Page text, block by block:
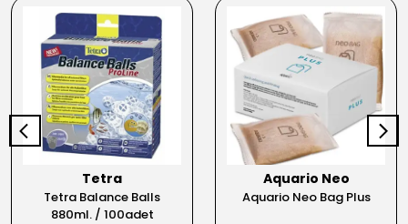
Tetra
Tetra Balance Balls
880ml. / 100adet
Aquario Neo
Aquario Neo Bag Plus